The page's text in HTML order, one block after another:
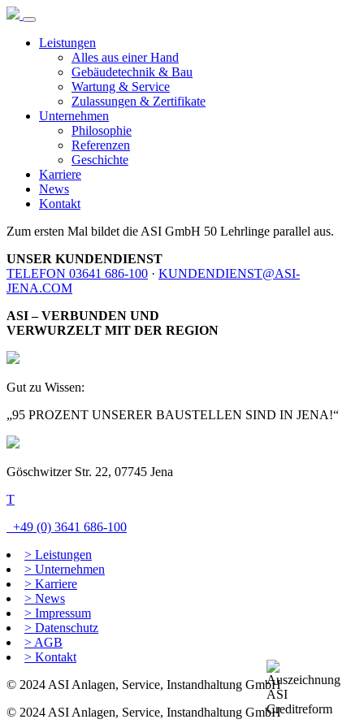
Leistungen
Alles aus einer Hand
Gebäudetechnik & Bau
Wartung & Service
Zulassungen & Zertifikate
Unternehmen
Philosophie
Referenzen
Geschichte
Karriere
News
Kontakt
Zum ersten Mal bildet die ASI GmbH 50 Lehrlinge parallel aus.
UNSER KUNDENDIENST
TELEFON 03641 686-100 · KUNDENDIENST@ASI-
JENA.COM
ASI – VERBUNDEN UND
VERWURZELT MIT DER REGION
Gut zu Wissen:
„95 PROZENT UNSERER BAUSTELLEN SIND IN JENA!“
Göschwitzer Str. 22, 07745 Jena
T
+49 (0) 3641 686-100
> Leistungen
> Unternehmen
> Karriere
> News
> Impressum
> Datenschutz
> AGB
> Kontakt
© 2024 ASI Anlagen, Service, Instandhaltung GmbH
© 2024 ASI Anlagen, Service, Instandhaltung GmbH